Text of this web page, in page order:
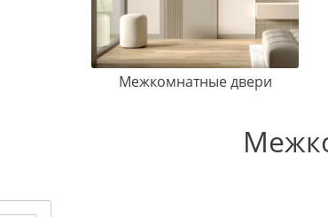
Межкомнатные двери